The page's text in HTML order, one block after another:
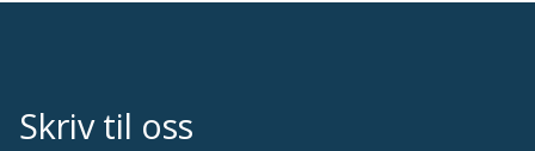
Skriv til oss